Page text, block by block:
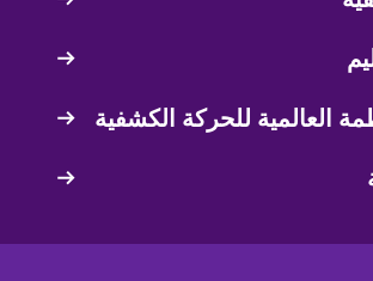
العالمية للحركة الكشفية